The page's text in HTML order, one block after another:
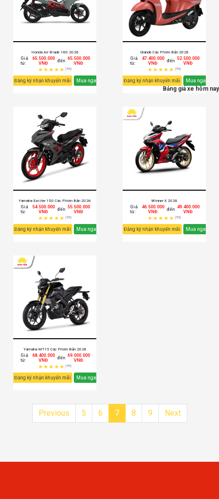
Honda Air Blade 160 2026
Giá
từ:
65.500.000
VNĐ
đến 65.500.000
VNĐ
(99)
Đăng ký nhận khuyến mãi Mua ngay
Grande Các Phiên Bản 2026
Giá
từ:
47.400.000
VNĐ
đến 52.500.000
VNĐ
(99)
Đăng ký nhận khuyến mãi Mua ngay
Yamaha Exciter 150 Các Phiên Bản 2026
Giá
từ:
54.500.000
VNĐ
đến 55.500.000
VNĐ
(99)
Đăng ký nhận khuyến mãi Mua ngay
Winner X 2026
Giá
từ:
46.500.000
VNĐ
đến 49.400.000
VNĐ
(99)
Đăng ký nhận khuyến mãi Mua ngay
Yamaha MT15 Các Phiên Bản 2026
Giá
từ:
68.400.000
VNĐ
đến 69.000.000
VNĐ
(99)
Đăng ký nhận khuyến mãi Mua ngay
Previous 5 6 7 8 9 Next
Bảng giá xe hôm nay